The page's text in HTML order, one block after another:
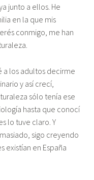
junto a ellos. He
en la que mis
conmigo, me han
a los adultos decirme
y así crecí,
sólo tenía ese
hasta que conocí
lo tuve claro. Y
sigo creyendo
existían en España